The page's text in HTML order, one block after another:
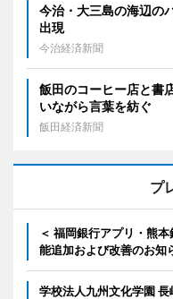
今治・大三島の海辺の
出現
今治経済新聞
飯田のコーヒー店と書
いながら言葉を紡ぐ
飯田経済新聞
プ
＜ 福岡銀行アプリ・熊
能追加および改善のお知
学校法人九州文化学園